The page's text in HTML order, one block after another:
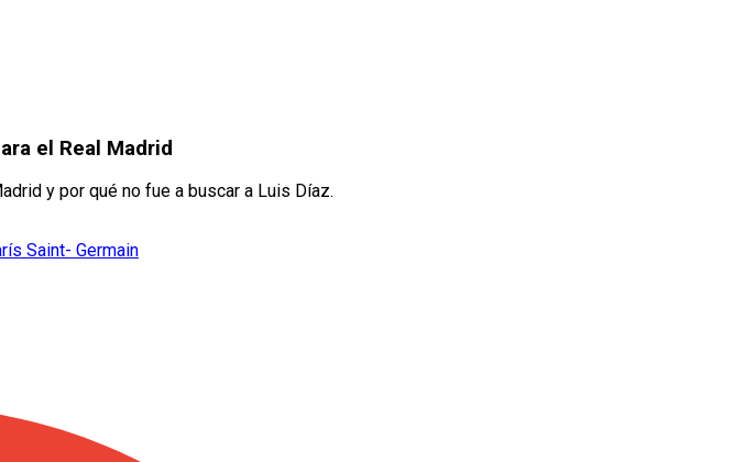
el Real Madrid
y por qué no fue a buscar a Luis Díaz.
Saint- Germain